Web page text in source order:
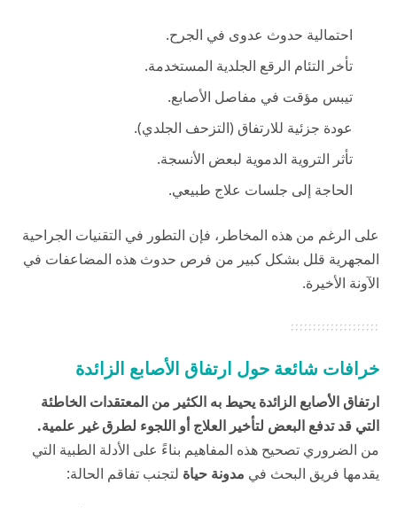
احتمالية حدوث عدوى في الجرح.
تأخر التئام الرقع الجلدية المستخدمة.
تيبس مؤقت في مفاصل الأصابع.
عودة جزئية للارتفاق (التزحف الجلدي).
تأثر التروية الدموية لبعض الأنسجة.
الحاجة إلى جلسات علاج طبيعي.
على الرغم من هذه المخاطر، فإن التطور في التقنيات الجراحية
المجهرية قلل بشكل كبير من فرص حدوث هذه المضاعفات في
الآونة الأخيرة.
خرافات شائعة حول ارتفاق الأصابع الزائدة
ارتفاق الأصابع الزائدة يحيط به الكثير من المعتقدات الخاطئة
التي قد تدفع البعض لتأخير العلاج أو اللجوء لطرق غير علمية.
من الضروري تصحيح هذه المفاهيم بناءً على الأدلة الطبية التي
يقدمها فريق البحث في مدونة حياة لتجنب تفاقم الحالة: